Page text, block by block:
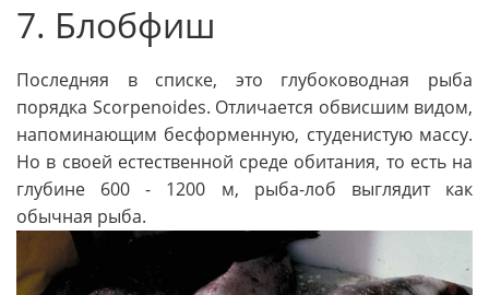
7. Блобфиш
Последняя в списке, это глубоководная рыба
порядка Scorpenoides. Отличается обвисшим видом,
напоминающим бесформенную, студенистую массу.
Но в своей естественной среде обитания, то есть на
глубине 600 - 1200 м, рыба-лоб выглядит как
обычная рыба.